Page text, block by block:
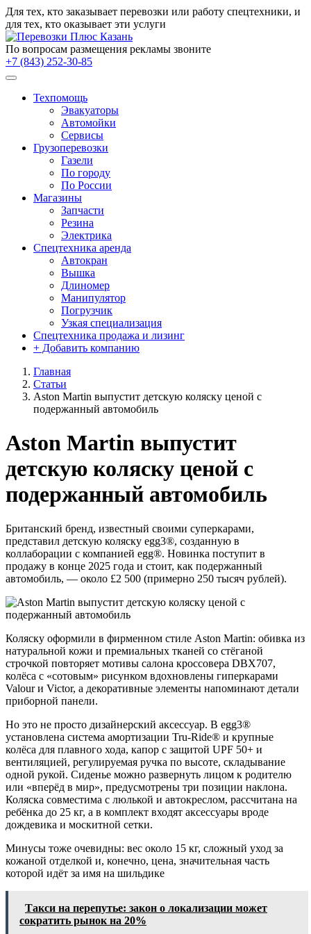
Для тех, кто заказывает перевозки или работу спецтехники, и
для тех, кто оказывает эти услуги
По вопросам размещения рекламы звоните
+7 (843) 252-30-85
Техпомощь
Эвакуаторы
Автомойки
Сервисы
Грузоперевозки
Газели
По городу
По России
Магазины
Запчасти
Резина
Электрика
Спецтехника аренда
Автокран
Вышка
Длиномер
Манипулятор
Погрузчик
Узкая специализация
Спецтехника продажа и лизинг
+ Добавить компанию
Главная
Статьи
Aston Martin выпустит детскую коляску ценой с
подержанный автомобиль
Aston Martin выпустит
детскую коляску ценой с
подержанный автомобиль
Британский бренд, известный своими суперкарами,
представил детскую коляску egg3®, созданную в
коллаборации с компанией egg®. Новинка поступит в
продажу в конце 2025 года и стоит, как подержанный
автомобиль, — около £2 500 (примерно 250 тысяч рублей).
Коляску оформили в фирменном стиле Aston Martin: обивка из
натуральной кожи и премиальных тканей со стёганой
строчкой повторяет мотивы салона кроссовера DBX707,
колёса с «сотовым» рисунком вдохновлены гиперкарами
Valour и Victor, а декоративные элементы напоминают детали
приборной панели.
Но это не просто дизайнерский аксессуар. В egg3®
установлена система амортизации Tru-Ride® и крупные
колёса для плавного хода, капор с защитой UPF 50+ и
вентиляцией, регулируемая ручка по высоте, складывание
одной рукой. Сиденье можно развернуть лицом к родителю
или «вперёд в мир», предусмотрены три позиции наклона.
Коляска совместима с люлькой и автокреслом, рассчитана на
ребёнка до 25 кг, а в комплект входят аксессуары вроде
дождевика и москитной сетки.
Минусы тоже очевидны: вес около 15 кг, сложный уход за
кожаной отделкой и, конечно, цена, значительная часть
которой идёт за имя на шильдике
Такси на перепутье: закон о локализации может
сократить рынок на 20%